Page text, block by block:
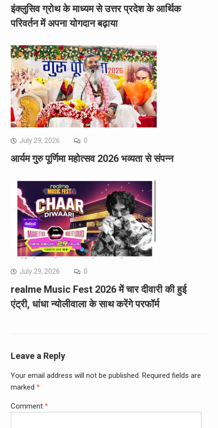
इंक्लुसिव ग्रोथ के माध्यम से उत्तर प्रदेश के आर्थिक
परिवर्तन में अपना योगदान बढ़ाया
July 29, 2026 0
आर्यम गुरु पूर्णिमा महोत्सव 2026 भव्यता से संपन्न
July 29, 2026 0
realme Music Fest 2026 में चार दीवारी की हुई
एंट्री, धांधा न्योलीवाला के साथ करेंगे परफॉर्म
Leave a Reply
Your email address will not be published. Required fields are
marked *
Comment *